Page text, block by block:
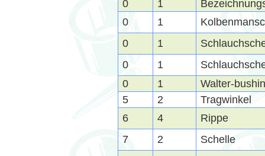
0
1
0
1
0
1
0
1
0
1
Walter-
5
2
Tragwinkel
6
4
Rippe
7
2
Schelle